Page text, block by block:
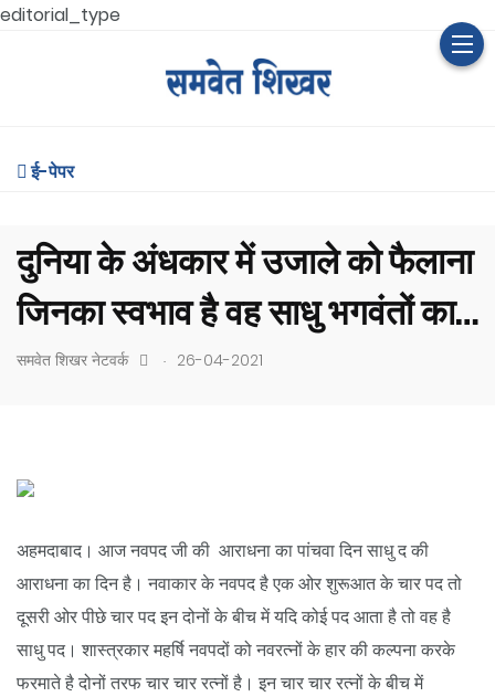
editorial_type
ई-पेपर
दुनिया के अंधकार में उजाले को फैलाना
जिनका स्वभाव है वह साधु भगवंतों का
है
समवेत शिखर नेटवर्क . 26-04-2021
अहमदाबाद। आज नवपद जी की आराधना का पांचवा दिन साधु द की
आराधना का दिन है। नवाकार के नवपद है एक ओर शुरूआत के चार पद तो
दूसरी ओर पीछे चार पद इन दोनों के बीच में यदि कोई पद आता है तो वह है
साधु पद। शास्त्रकार महर्षि नवपदों को नवरत्नों के हार की कल्पना करके
फरमाते है दोनों तरफ चार चार रत्नों है। इन चार चार रत्नों के बीच में